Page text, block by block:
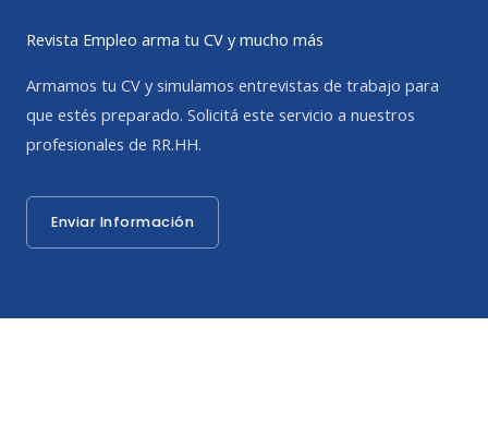
Revista Empleo arma tu CV y mucho más
Armamos tu CV y simulamos entrevistas de trabajo para
que estés preparado. Solicitá este servicio a nuestros
profesionales de RR.HH.
Enviar Información